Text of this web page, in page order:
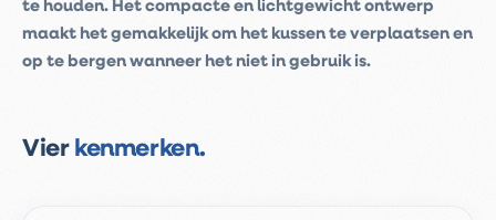
te houden. Het compacte en lichtgewicht ontwerp
maakt het gemakkelijk om het kussen te verplaatsen en
op te bergen wanneer het niet in gebruik is.
Vier kenmerken.